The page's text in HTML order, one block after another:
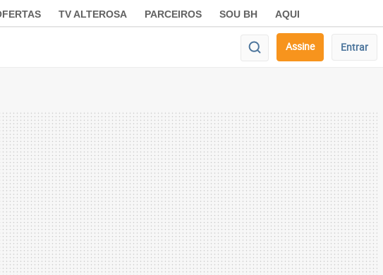
TV ALTEROSA PARCEIROS SOU BH AQUI
Assine Entrar